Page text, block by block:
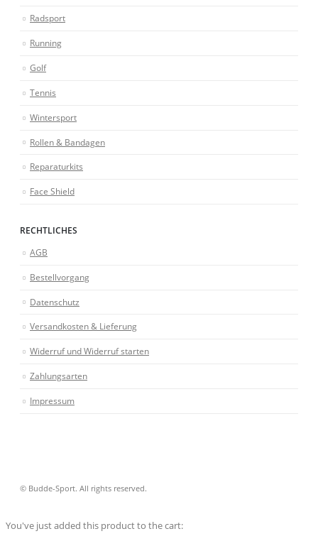
Radsport
Running
Golf
Tennis
Wintersport
Rollen & Bandagen
Reparaturkits
Face Shield
RECHTLICHES
AGB
Bestellvorgang
Datenschutz
Versandkosten & Lieferung
Widerruf und Widerruf starten
Zahlungsarten
Impressum
© Budde-Sport. All rights reserved.
You've just added this product to the cart: